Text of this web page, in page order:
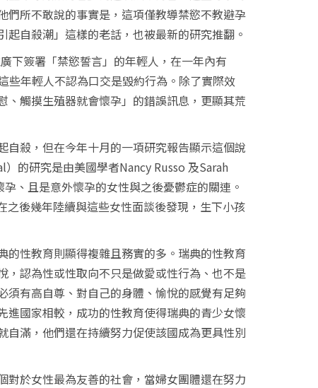
所不敢說的事實是，這項僅教導禁慾不教避孕
自殺潮」這樣的老話，也被最新的研究推翻。
下簽署「禁慾誓言」的年輕人，在一年內有
些年輕人不認為口交是毀約行為。除了實際效
觸摸生殖器就會懷孕」的錯誤訊息，更顯其荒
殺，但在今年十月的一項研究報告顯示這個說
）的研究是由美國學者Nancy Russo 及Sarah
、且是意外懷孕的女性與之後憂鬱症的關連。
之後幾年陸續與這些女性面談後發現，生下小孩
性教育則顯得複雜且務實的多。瑞典的性教育
認為性或性取向不只是做愛或性行為、也不是
有高自尊、對自己的身體、愉悅的感覺有足夠
國家相較，成功的性教育使得瑞典的青少女懷
滿，他們還在持續努力促使該國成為更具性別
於女性最為友善的社會，當婦女團體還在努力